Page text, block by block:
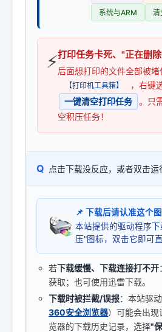
系统与ARM
清
⚡打印任务卡死、"正在删除
后面想打印的文件全部被
【打印机工具箱】
，右键
一键清空打印任务
。只
空积压任务！
Q 点击下载没反应，或者双击运
📌 下载后请认准这个图
本站提供的驱动程序
压"图标，双击它即可
若下载缓慢、下载连接打不开
获取；也可使用迅雷下载。
下载时被拦截/误报：本站驱
360安全浏览器）可能会出现
览器的下载历史记录，选择"